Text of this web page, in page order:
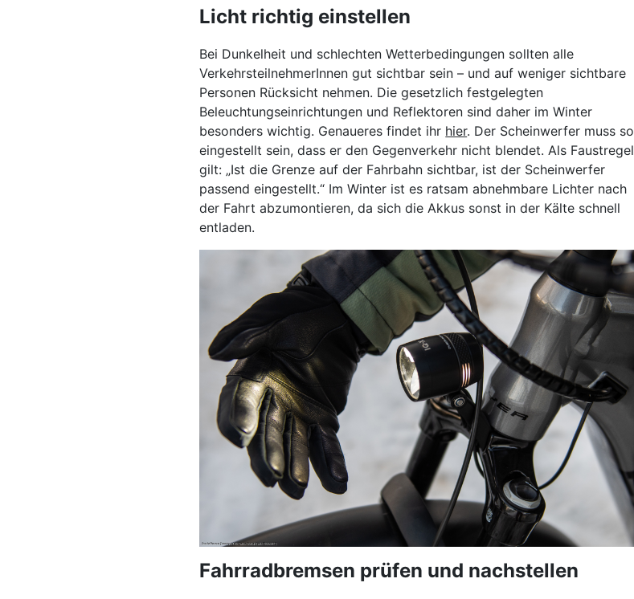
Licht richtig einstellen
Bei Dunkelheit und schlechten Wetterbedingungen sollten alle
VerkehrsteilnehmerInnen gut sichtbar sein – und auf weniger sichtbare
Personen Rücksicht nehmen. Die gesetzlich festgelegten
Beleuchtungseinrichtungen und Reflektoren sind daher im Winter
besonders wichtig. Genaueres findet ihr hier. Der Scheinwerfer muss so
eingestellt sein, dass er den Gegenverkehr nicht blendet. Als Faustregel
gilt: „Ist die Grenze auf der Fahrbahn sichtbar, ist der Scheinwerfer
passend eingestellt.“ Im Winter ist es ratsam abnehmbare Lichter nach
der Fahrt abzumontieren, da sich die Akkus sonst in der Kälte schnell
entladen.
Fahrradbremsen prüfen und nachstellen